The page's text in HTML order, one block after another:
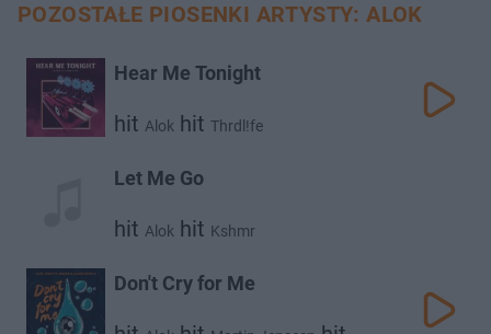
POZOSTAŁE PIOSENKI ARTYSTY: ALOK
Hear Me Tonight
hit Alok hit Thrdl!fe
Let Me Go
hit Alok hit Kshmr
Don't Cry for Me